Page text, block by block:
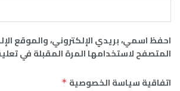
احفظ اسمي، بريدي الإلكتروني، والموقع
المتصفح لاستخدامها المرة المقبلة في
اتفاقية سياسة الخصوصية *